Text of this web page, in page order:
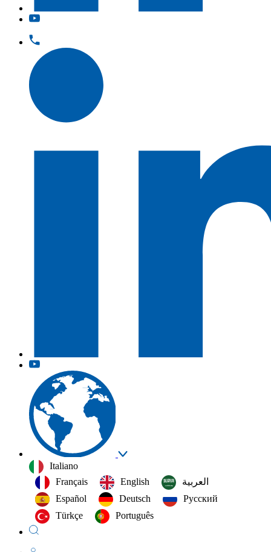
Italiano
Français
English
العربية‏
Español
Deutsch
Русский
Türkçe
Português